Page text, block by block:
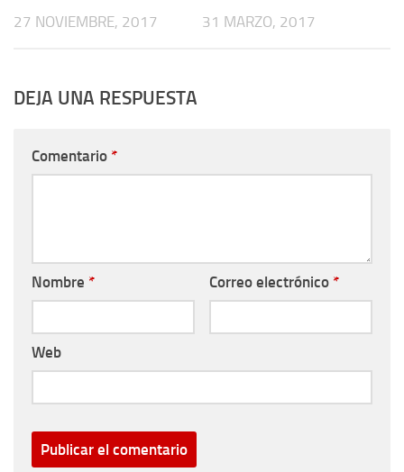
27 NOVIEMBRE, 2017 31 MARZO, 2017
DEJA UNA RESPUESTA
Comentario *
Nombre * Correo electrónico *
Web